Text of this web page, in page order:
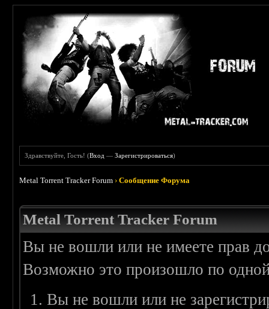
Здравствуйте, Гость! (Вход —Зарегистрироваться)
Metal Torrent Tracker Forum ›Сообщение Форума
Metal Torrent Tracker Forum
Вы не вошли или не имеете прав
Возможно это произошло по
Вы не вошли или не